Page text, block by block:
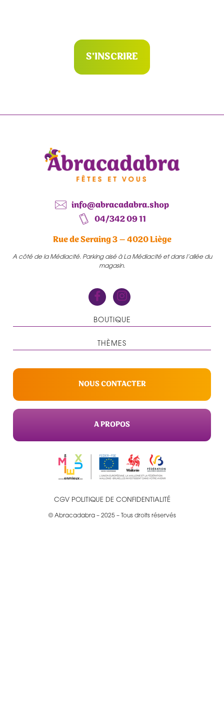
S'INSCRIRE
info@abracadabra.shop
04/342 09 11
Rue de Seraing 3 – 4020 Liège
A côté de la Médiacité. Parking aisé à La Médiacité et dans l’allée du
magasin.
BOUTIQUE
THÈMES
NOUS CONTACTER
A PROPOS
CGV POLITIQUE DE CONFIDENTIALITÉ
© Abracadabra – 2025 – Tous droits réservés